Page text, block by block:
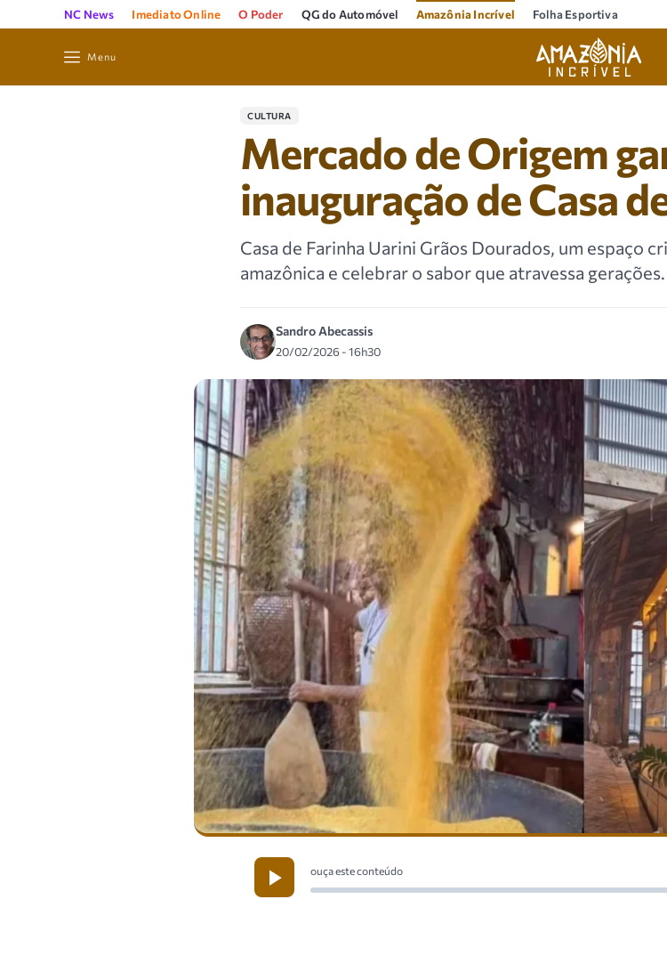
NC News Imediato Online O Poder QG do Automóvel Amazônia Incrível Folha Esportiva
Menu
CULTURA
Mercado de Origem
inauguração de Casa
Casa de Farinha Uarini Grãos Dourados, um espaço
amazônica e celebrar o sabor que atravessa gerações.
Sandro Abecassis
20/02/2026 - 16h30
ouça este conteúdo